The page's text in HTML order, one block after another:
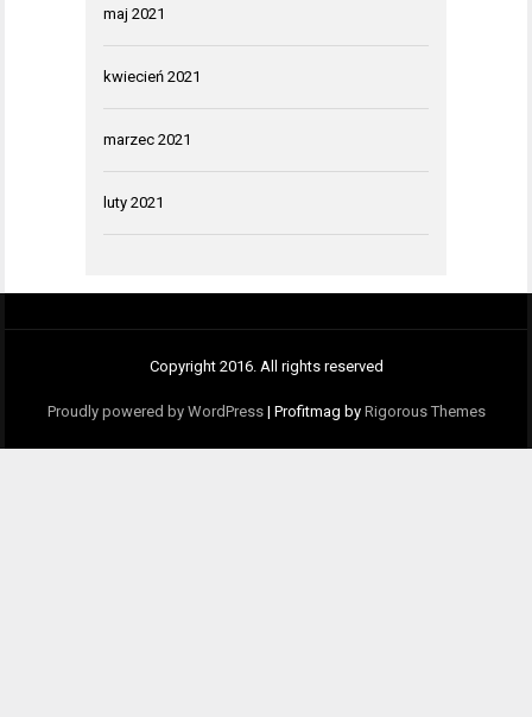
maj 2021
kwiecień 2021
marzec 2021
luty 2021
Copyright 2016. All rights reserved
Proudly powered by WordPress | Profitmag by Rigorous Themes